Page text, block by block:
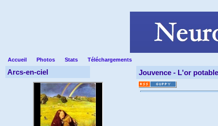
Accueil Photos Stats Téléchargements
Arcs-en-ciel Jouvence - L'or potable